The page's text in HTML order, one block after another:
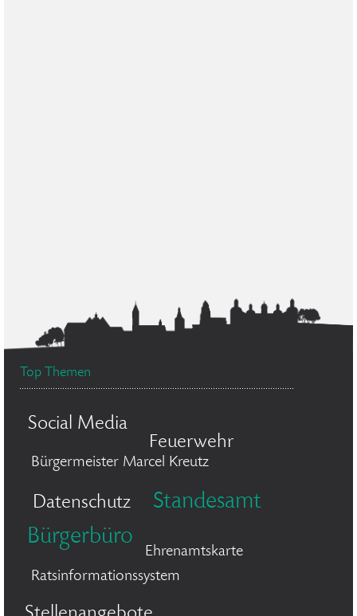
Top Themen
Social Media
Feuerwehr
Bürgermeister Marcel Kreutz
Datenschutz
Standesamt
Bürgerbüro
Ehrenamtskarte
Ratsinformationssystem